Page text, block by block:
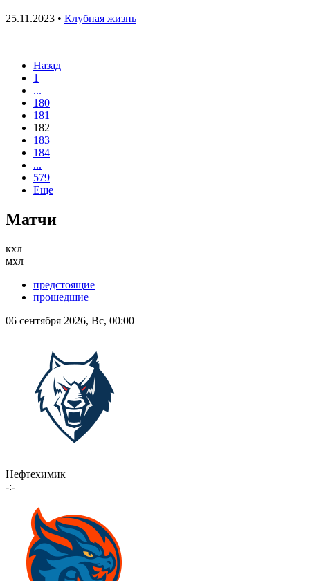
25.11.2023 • Клубная жизнь
Назад
1
...
180
181
182
183
184
...
579
Еще
Матчи
кхл
мхл
предстоящие
прошедшие
06 сентября 2026, Вс, 00:00
Нефтехимик
-:-